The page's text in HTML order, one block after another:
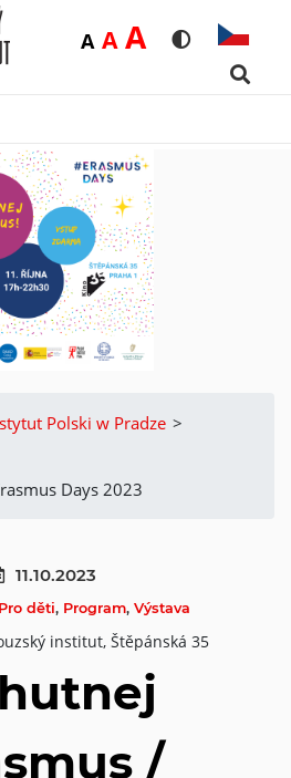
Rozmiar
ADomyślna
AŚrednia
ADużaWersja
Polski w Pradze >
Days 2023
11.10.2023
Pro děti, Program, Výstava
institut, Štěpánská 35
/